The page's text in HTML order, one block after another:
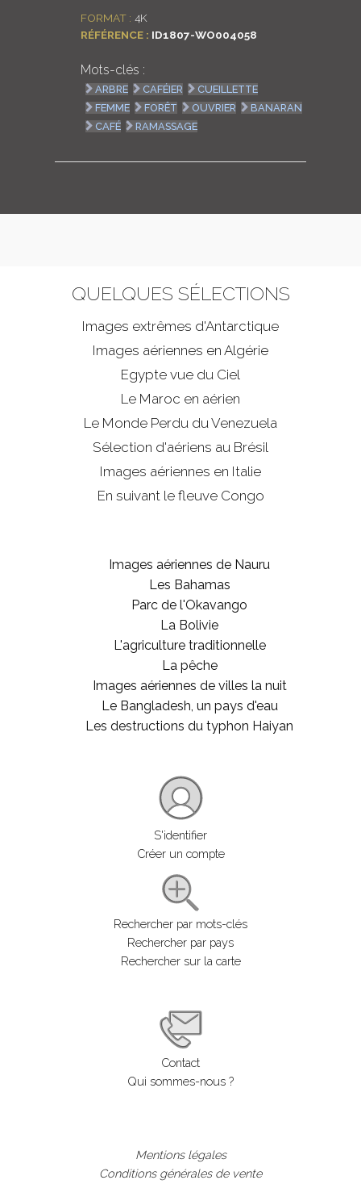
FORMAT : 4K
RÉFÉRENCE : ID1807-WO004058
Mots-clés :
ARBRE CAFÉIER
CUEILLETTE
FEMME
FORÊT OUVRIER
BANARAN
CAFÉ
RAMASSAGE
QUELQUES SÉLECTIONS
Images extrêmes d'Antarctique
Images aériennes en Algérie
Egypte vue du Ciel
Le Maroc en aérien
Le Monde Perdu du Venezuela
Sélection d'aériens au Brésil
Images aériennes en Italie
En suivant le fleuve Congo
Images aériennes de Nauru
Les Bahamas
Parc de l'Okavango
La Bolivie
L'agriculture traditionnelle
La pêche
Images aériennes de villes la nuit
Le Bangladesh, un pays d'eau
Les destructions du typhon Haiyan
S'identifier
Créer un compte
Rechercher par mots-clés
Rechercher par pays
Rechercher sur la carte
Contact
Qui sommes-nous ?
Mentions légales
Conditions générales de vente